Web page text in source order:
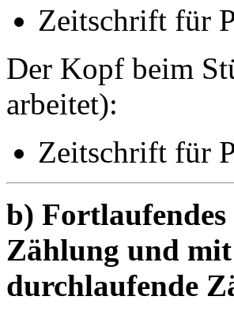
Zeitschrift für
Der Kopf beim
arbeitet):
Zeitschrift für
b)
Zählung und
durchlaufende